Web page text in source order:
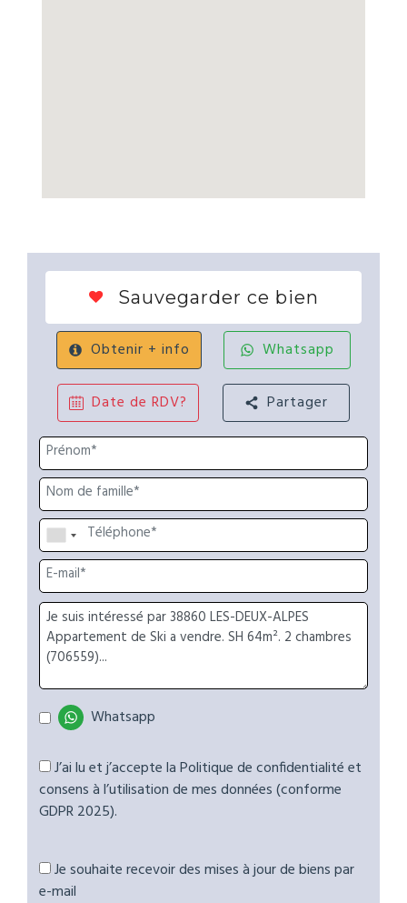
Sauvegarder ce bien
Obtenir + info Whatsapp
Date de RDV? Partager
Whatsapp
J’ai lu et j’accepte la Politique de confidentialité et
consens à l’utilisation de mes données (conforme
GDPR 2025).
Je souhaite recevoir des mises à jour de biens par
e-mail